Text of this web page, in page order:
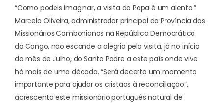
“Como podeis imaginar, a visita do Papa é um alento.”
Marcelo Oliveira, administrador principal da Província dos
Missionários Combonianos na República Democrática
do Congo, não esconde a alegria pela visita, já no início
do mês de Julho, do Santo Padre a este país onde vive
há mais de uma década. “Será decerto um momento
importante para ajudar os cristãos à reconciliação”,
acrescenta este missionário português natural de